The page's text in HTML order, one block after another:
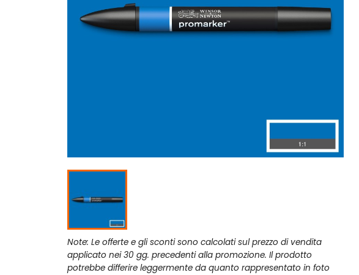
Note: Le offerte e gli sconti sono calcolati sul prezzo di vendita
applicato nei 30 gg. precedenti alla promozione. Il prodotto
potrebbe differire leggermente da quanto rappresentato in foto